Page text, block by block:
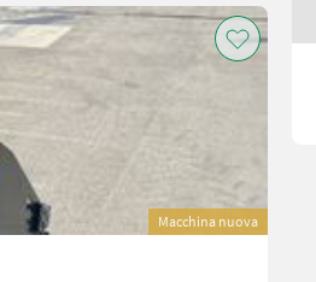
Macchina nuova